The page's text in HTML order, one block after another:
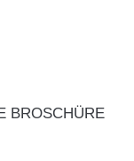
BROSCHÜRE